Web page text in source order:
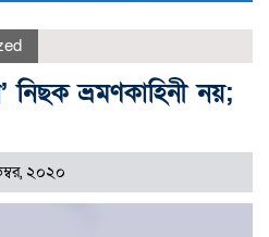
নিছক ভ্রমণকাহিনী নয়;
২০২০